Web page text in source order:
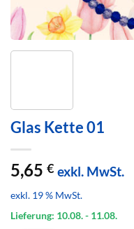
Glas Kette 01
5,65 € exkl. MwSt.
exkl. 19 % MwSt.
Lieferung: 10.08.- 11.08.